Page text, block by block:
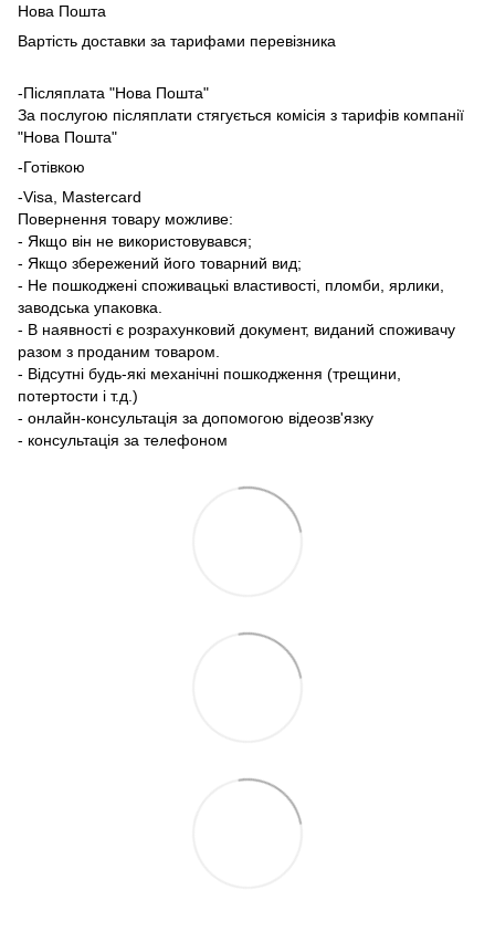
Нова Пошта
Вартість доставки за тарифами перевізника
-Післяплата "Нова Пошта"
За послугою післяплати стягується комісія з тарифів компанії
"Нова Пошта"
-Готівкою
-Visa, Mastercard
Повернення товару можливе:
- Якщо він не використовувався;
- Якщо збережений його товарний вид;
- Не пошкоджені споживацькі властивості, пломби, ярлики,
заводська упаковка.
- В наявності є розрахунковий документ, виданий споживачу
разом з проданим товаром.
- Відсутні будь-які механічні пошкодження (трещини,
потертости і т.д.)
- онлайн-консультація за допомогою відеозв'язку
- консультація за телефоном